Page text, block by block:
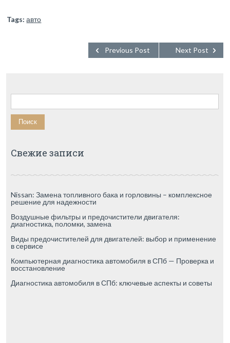
Tags: авто
Next Post
Previous Post
Найти:
Свежие записи
Nissan: Замена топливного бака и горловины – комплексное
решение для надежности
Воздушные фильтры и предочистители двигателя:
диагностика, поломки, замена
Виды предочистителей для двигателей: выбор и применение
в сервисе
Компьютерная диагностика автомобиля в СПб — Проверка и
восстановление
Диагностика автомобиля в СПб: ключевые аспекты и советы